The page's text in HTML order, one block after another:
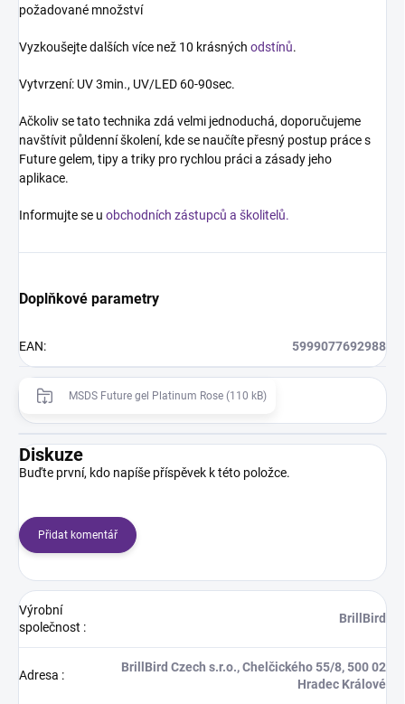
požadované množství
Vyzkoušejte dalších více než 10 krásných odstínů.
Vytvrzení: UV 3min., UV/LED 60-90sec.
Ačkoliv se tato technika zdá velmi jednoduchá, doporučujeme
navštívit půldenní školení, kde se naučíte přesný postup práce s
Future gelem, tipy a triky pro rychlou práci a zásady jeho
aplikace.
Informujte se u obchodních zástupců a školitelů.
Doplňkové parametry
EAN: 5999077692988
MSDS Future gel Platinum Rose (110 kB)
Diskuze
Buďte první, kdo napíše příspěvek k této položce.
Přidat komentář
Výrobní
společnost :
BrillBird
Adresa :
BrillBird Czech s.r.o., Chelčického 55/8, 500 02
Hradec Králové